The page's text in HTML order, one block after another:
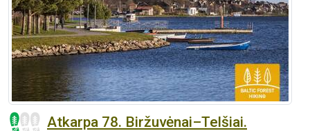
Atkarpa 78. Biržuvėnai–Telšiai.